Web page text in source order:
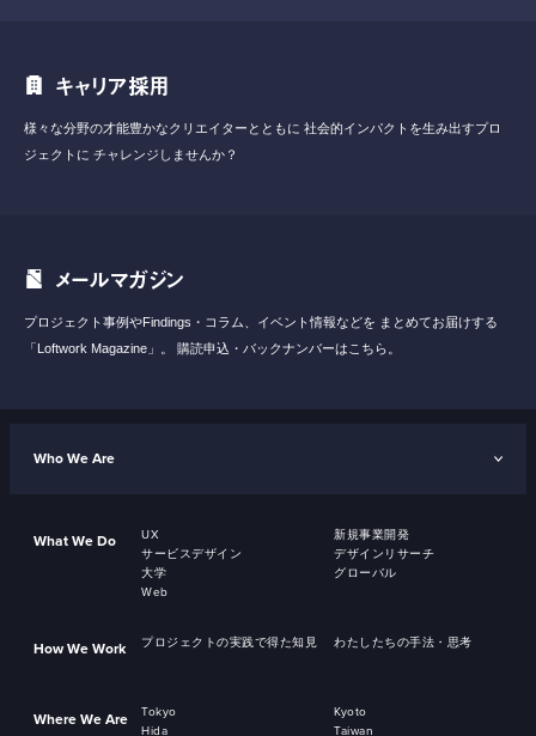
キャリア採用
様々な分野の才能豊かなクリエイターとともに 社会的インパクトを生み出すプロ
ジェクトに チャレンジしませんか？
メールマガジン
プロジェクト事例やFindings・コラム、イベント情報などを まとめてお届けする
「Loftwork Magazine」。
購読申込・バックナンバーはこちら。
Who We Are
What We Do UX
新規事業開発
サービスデザイン
デザインリサーチ
大学
グローバル
Web
How We Work プロジェクトの実践で得た知見 わたしたちの手法・思考
Where We Are Tokyo
Kyoto
Hida
Taiwan